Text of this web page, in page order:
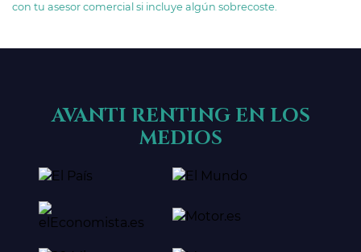
con tu asesor comercial si incluye algún sobrecoste.
AVANTI RENTING EN LOS
MEDIOS